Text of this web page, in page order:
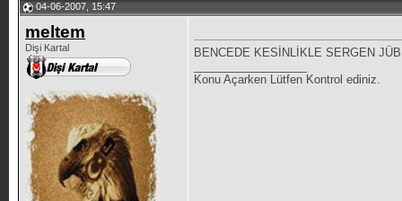
04-06-2007, 15:47
meltem
Dişi Kartal
BENCEDE KESİNLİKLE SERGEN
Konu Açarken Lütfen Kontrol ediniz.